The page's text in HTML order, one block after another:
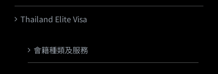
Thailand Elite Visa
會籍種類及服務